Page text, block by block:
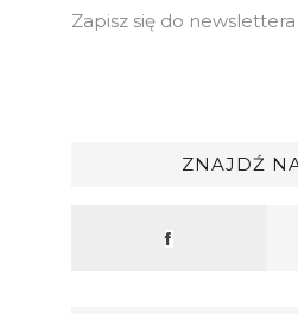
Zapisz się do newslettera
ZNAJDŹ